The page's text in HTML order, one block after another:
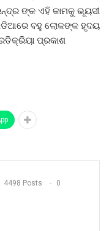
ଙ୍କ ଏହି କାମକୁ ଭୂୟସୀ
ବହୁ ଲୋକଙ୍କ ହୃଦୟ
ପ୍ରକାଶ
4498 Posts 0